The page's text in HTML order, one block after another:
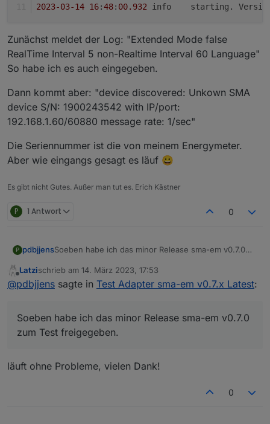
2023-03-14 16:48: 00.932
info	starting.
Zunächst meldet der Log: "Extended Mode false
RealTime Interval 5 non-Realtime Interval 60 Language"
So habe ich es auch eingegeben.
Dann kommt aber: "device discovered: Unkown SMA
device S/N: 1900243542 with IP/port:
192.168.1.60/60880 message rate: 1/sec"
Die Seriennummer ist die von meinem Energymeter.
Aber wie eingangs gesagt es läuf 😀
Es gibt nicht Gutes. Außer man tut es. Erich Kästner
P 1 Antwort 0
P pdbjjensSoeben habe ich das minor Release sma-em v0.7.0
Entsprechend habe ich auch den Titel dieses Threads
geändert.
Dieses minor Release betrachte ich als "feature
complete" und es soll nach der Testphase als major
Offline
Latzischrieb am 14. März 2023, 17:53
zuletzt editiert von
@pdbjjens sagte in Test Adapter sma-em v0.7.x Latest:
Soeben habe ich das minor Release sma-em v0.7.0
zum Test freigegeben.
läuft ohne Probleme, vielen Dank!
0